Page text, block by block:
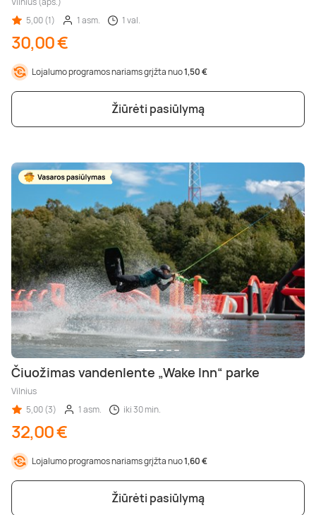
5,00 (1)
1 asm. 1 val.
30,00 €
Lojalumo programos nariams grįžta nuo1,50 €
Žiūrėti pasiūlymą
Čiuožimas vandenlente „Wake Inn“ parke
Vilnius
5,00 (3)
1 asm. iki 30 min.
32,00 €
Lojalumo programos nariams grįžta nuo1,60 €
Žiūrėti pasiūlymą